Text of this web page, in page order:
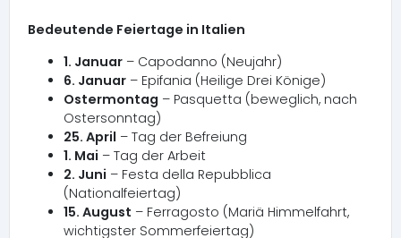
Bedeutende Feiertage in Italien
1. Januar – Capodanno (Neujahr)
6. Januar – Epifania (Heilige Drei Könige)
Ostermontag – Pasquetta (beweglich, nach
Ostersonntag)
25. April – Tag der Befreiung
1. Mai – Tag der Arbeit
2. Juni – Festa della Repubblica
(Nationalfeiertag)
15. August – Ferragosto (Mariä Himmelfahrt,
wichtigster Sommerfeiertag)